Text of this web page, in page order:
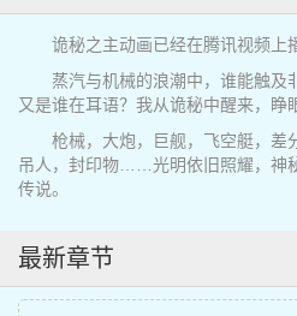
诡秘之主动画已经在腾讯视频上
蒸汽与机械的浪潮中，谁能触及
又是谁在耳语？我从诡秘中醒来，睁
枪械，大炮，巨舰，飞空艇，差
吊人，封印物……光明依旧照耀，神
传说。
最新章节